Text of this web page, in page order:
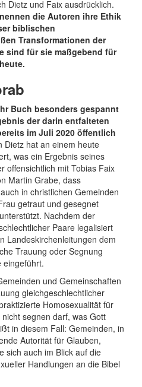
Dietz und Faix ausdrücklich.
die Autoren ihre Ethik
biblischen
Transformationen der
sind für sie maßgebend für
Buch besonders gespannt
der darin entfalteten
im Juli 2020 öffentlich
Dietz hat an einem heute
was ein Ergebnis seines
offensichtlich mit Tobias Faix
Martin Grabe, dass
in christlichen Gemeinden
getraut und gesegnet
Nachdem der
Paare legalisiert
Landeskirchenleitungen dem
Trauung oder Segnung
eingeführt.
und Gemeinschaften
gleichgeschlechtlicher
Homosexualität für
segnen darf, was Gott
in diesem Fall: Gemeinden, in
Autorität für Glauben,
sich auch im Blick auf die
Handlungen an die Bibel